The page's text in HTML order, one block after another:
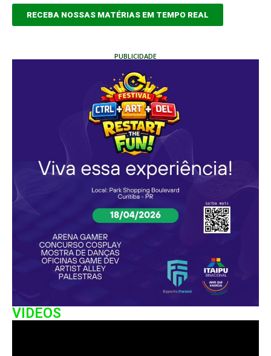
RECEBA NOSSAS MATÉRIAS EM TEMPO REAL
PUBLICIDADE
VIDEOS